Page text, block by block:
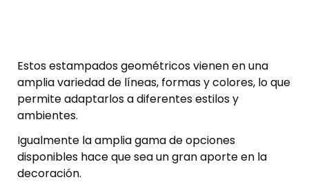
Estos estampados geométricos vienen en una
amplia variedad de líneas, formas y colores, lo que
permite adaptarlos a diferentes estilos y
ambientes.
Igualmente la amplia gama de opciones
disponibles hace que sea un gran aporte en la
decoración.